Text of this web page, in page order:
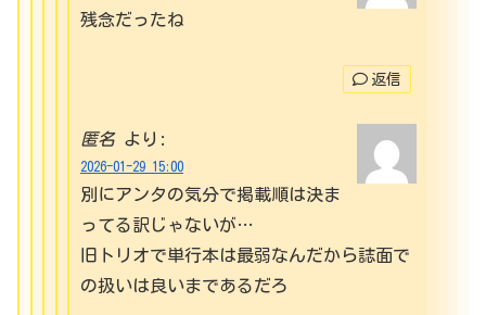
残念だったね
返信
匿名 より:
2026-01-29 15:00
別にアンタの気分で掲載順は決ま
ってる訳じゃないが…
旧トリオで単行本は最弱なんだから誌面で
の扱いは良いまであるだろ